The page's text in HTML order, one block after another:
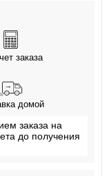
заказа
домой
заказа на
до получения